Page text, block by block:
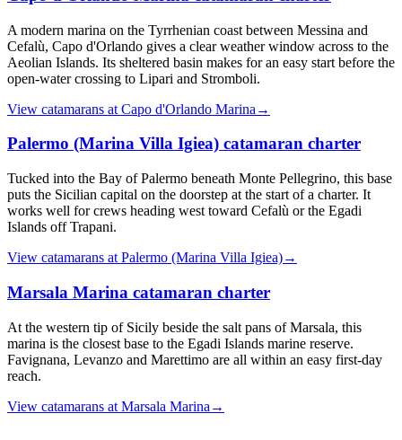
A modern marina on the Tyrrhenian coast between Messina and
Cefalù, Capo d'Orlando gives a clear weather window across to the
Aeolian Islands. Its sheltered basin makes for an easy start before the
open-water crossing to Lipari and Stromboli.
View catamarans at Capo d'Orlando Marina →
Palermo (Marina Villa Igiea) catamaran charter
Tucked into the Bay of Palermo beneath Monte Pellegrino, this base
puts the Sicilian capital on the doorstep at the start of a charter. It
works well for crews heading west toward Cefalù or the Egadi
Islands off Trapani.
View catamarans at Palermo (Marina Villa Igiea)→
Marsala Marina catamaran charter
At the western tip of Sicily beside the salt pans of Marsala, this
marina is the closest base to the Egadi Islands marine reserve.
Favignana, Levanzo and Marettimo are all within an easy first-day
reach.
View catamarans at Marsala Marina →